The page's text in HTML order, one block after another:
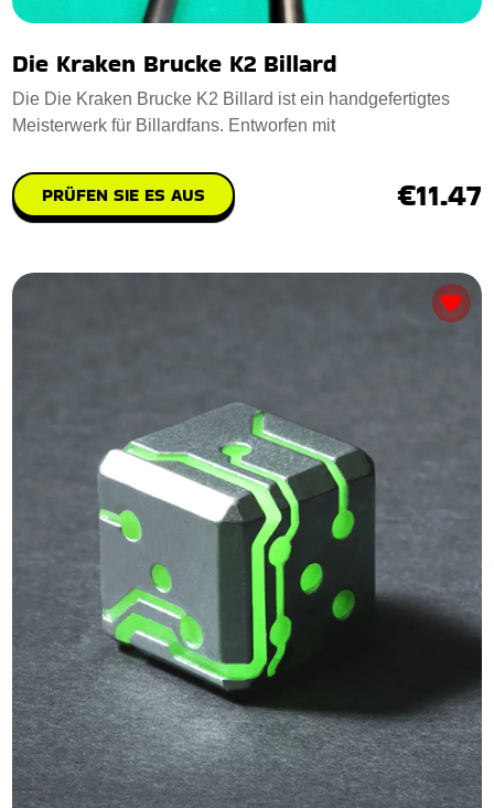
Die Kraken Brucke K2 Billard
Die Die Kraken Brucke K2 Billard ist ein handgefertigtes
Meisterwerk für Billardfans. Entworfen mit
PRÜFEN SIE ES AUS €11.47